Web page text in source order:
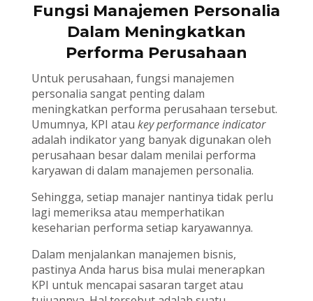
Fungsi Manajemen Personalia
Dalam Meningkatkan
Performa Perusahaan
Untuk perusahaan, fungsi manajemen
personalia sangat penting dalam
meningkatkan performa perusahaan tersebut.
Umumnya, KPI atau key performance indicator
adalah indikator yang banyak digunakan oleh
perusahaan besar dalam menilai performa
karyawan di dalam manajemen personalia.
Sehingga, setiap manajer nantinya tidak perlu
lagi memeriksa atau memperhatikan
keseharian performa setiap karyawannya.
Dalam menjalankan manajemen bisnis,
pastinya Anda harus bisa mulai menerapkan
KPI untuk mencapai sasaran target atau